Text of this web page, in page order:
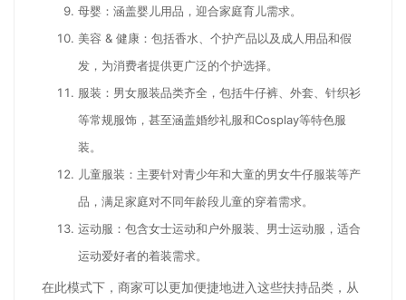
母婴：涵盖婴儿用品，迎合家庭育儿需求。
美容 & 健康：包括香水、个护产品以及成人用品和假
发，为消费者提供更广泛的个护选择。
服装：男女服装品类齐全，包括牛仔裤、外套、针织衫
等常规服饰，甚至涵盖婚纱礼服和Cosplay等特色服
装。
儿童服装：主要针对青少年和大童的男女牛仔服装等产
品，满足家庭对不同年龄段儿童的穿着需求。
运动服：包含女士运动和户外服装、男士运动服，适合
运动爱好者的着装需求。
在此模式下，商家可以更加便捷地进入这些扶持品类，从